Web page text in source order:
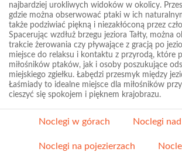
najbardziej urokliwych widoków w okolicy.
gdzie można obserwować ptaki w ich
także podziwiać piękną i niezakłóconą przez
Spacerując wzdłuż brzegu jeziora Tałty, można
trakcie żerowania czy pływające z gracją po
miejsce do relaksu i kontaktu z przyrodą, które
miłośników ptaków, jak i osoby poszukujące
miejskiego zgiełku. Łabędzi przesmyk między
Łaśmiady to idealne miejsce dla miłośników
cieszyć się spokojem i pięknem krajobrazu.
Noclegi w górach Noclegi
Noclegi na pojezierzach